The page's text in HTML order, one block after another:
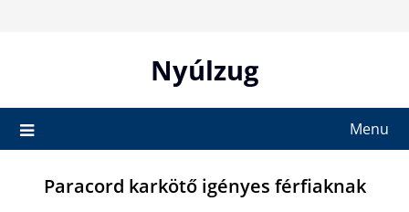
Nyúlzug
Menu
Paracord karkötő igényes férfiaknak